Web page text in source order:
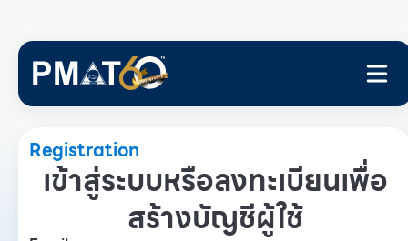
Registration
เข้าสู่ระบบหรือลงทะเบียนเพื่อ
สร้างบัญชีผู้ใช้